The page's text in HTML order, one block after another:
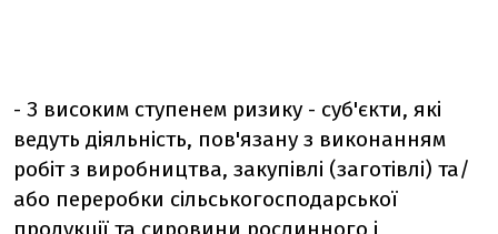
- З високим ступенем ризику - суб'єкти, які
ведуть діяльність, пов'язану з виконанням
робіт з виробництва, закупівлі (заготівлі) та/
або переробки сільськогосподарської